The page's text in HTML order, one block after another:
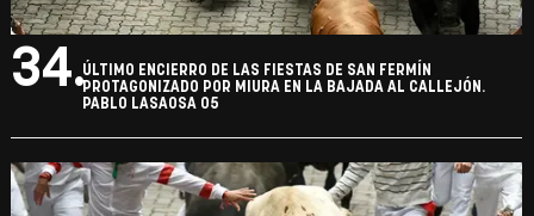
34.ÚLTIMO ENCIERRO DE LAS FIESTAS DE SAN FERMÍN
PROTAGONIZADO POR MIURA EN LA BAJADA AL CALLEJÓN.
PABLO LASAOSA 05